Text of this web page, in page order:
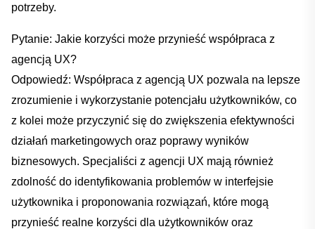
potrzeby.
Pytanie: Jakie⁣ korzyści może przynieść współpraca z
agencją ​UX?
Odpowiedź: Współpraca z agencją UX pozwala ​na ‌lepsze
zrozumienie i wykorzystanie potencjału użytkowników, co
z kolei może przyczynić się do zwiększenia⁤ efektywności
działań marketingowych oraz⁢ poprawy wyników​
biznesowych. Specjaliści z ⁢agencji UX ​mają również
zdolność ​do identyfikowania problemów w interfejsie
użytkownika‌ i proponowania rozwiązań, ‍które mogą
przynieść realne korzyści⁤ dla użytkowników⁢ oraz